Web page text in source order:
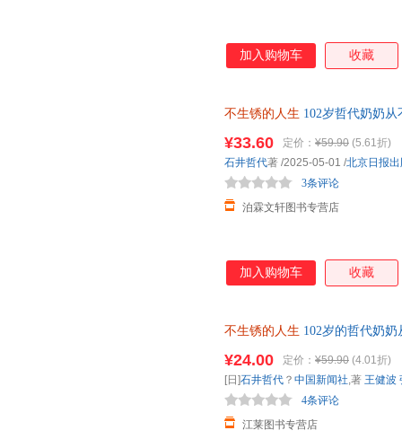
加入购物车 收藏
不生锈的人生 102岁哲代奶奶
¥33.60 定价： ¥59.90 (5.61折)
泊霖文轩图书专营店
3条评论
石井哲代著 /2025-05-01 /北京日报
加入购物车 收藏
不生锈的人生 102岁的哲代奶
客服有优惠
¥24.00 定价： ¥59.90 (4.01折)
江莱图书专营店
4条评论
[日]石井哲代 ？ 中国新闻社,著 王健波